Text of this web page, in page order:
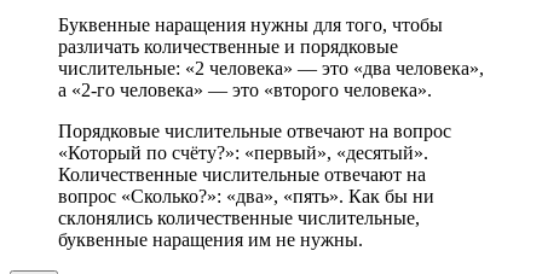
Буквенные наращения нужны для того, чтобы
различать количественные и порядковые
числительные: «2 человека» — это «два человека»,
а «2‑го человека» — это «второго человека».
Порядковые числительные отвечают на вопрос
«Который по счёту?»: «первый», «десятый».
Количественные числительные отвечают на
вопрос «Сколько?»: «два», «пять». Как бы ни
склонялись количественные числительные,
буквенные наращения им не нужны.